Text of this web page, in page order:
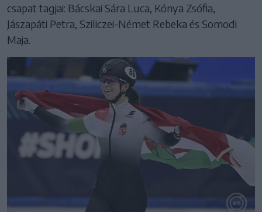
csapat tagjai: Bácskai Sára Luca, Kónya Zsófia,
Jászapáti Petra, Sziliczei-Német Rebeka és Somodi
Maja.